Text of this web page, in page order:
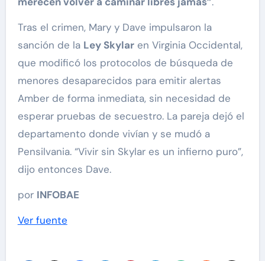
Tras el crimen, Mary y Dave impulsaron la
sanción de la Ley Skylaren Virginia Occidental,
que modificó los protocolos de búsqueda de
menores desaparecidos para emitir alertas
Amber de forma inmediata, sin necesidad de
esperar pruebas de secuestro. La pareja dejó el
departamento donde vivían y se mudó a
Pensilvania. “Vivir sin Skylar es un infierno puro”,
dijo entonces Dave.
por INFOBAE
Ver fuente